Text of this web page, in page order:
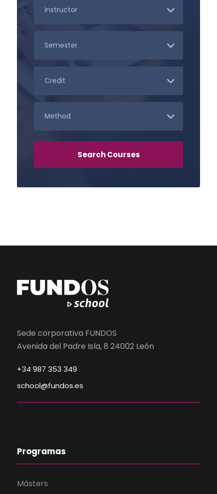
Sede corporativa FUNDOS
Avenida del Padre Isla, 8 24002 León
+34 987 353 349
school@fundos.es
Programas
Másters